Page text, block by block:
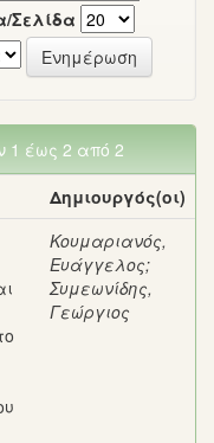
Σελίδα
1 έως 2 από 2
Δημιουργός(οι)
Κουμαριανός,
Ευάγγελος;
Συμεωνίδης,
Γεώργιος